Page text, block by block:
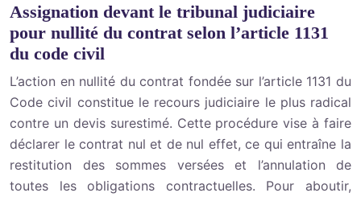
Assignation devant le tribunal judiciaire
pour nullité du contrat selon l’article 1131
du code civil
L’action en nullité du contrat fondée sur l’article 1131 du
Code civil constitue le recours judiciaire le plus radical
contre un devis surestimé. Cette procédure vise à faire
déclarer le contrat nul et de nul effet, ce qui entraîne la
restitution des sommes versées et l’annulation de
toutes les obligations contractuelles. Pour aboutir,